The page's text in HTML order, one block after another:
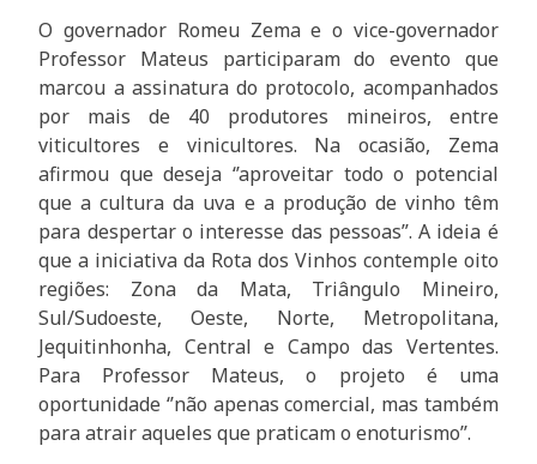
O governador Romeu Zema e o vice-governador
Professor Mateus participaram do evento que
marcou a assinatura do protocolo, acompanhados
por mais de 40 produtores mineiros, entre
viticultores e vinicultores. Na ocasião, Zema
afirmou que deseja ‘’aproveitar todo o potencial
que a cultura da uva e a produção de vinho têm
para despertar o interesse das pessoas”. A ideia é
que a iniciativa da Rota dos Vinhos contemple oito
regiões: Zona da Mata, Triângulo Mineiro,
Sul/Sudoeste, Oeste, Norte, Metropolitana,
Jequitinhonha, Central e Campo das Vertentes.
Para Professor Mateus, o projeto é uma
oportunidade ‘’não apenas comercial, mas também
para atrair aqueles que praticam o enoturismo’’.